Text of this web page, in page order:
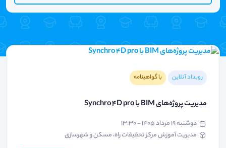
رویداد آنلاین با گواهینامه
مدیریت پروژه‌های BIM با Synchro 4D pro
دوشنبه ۱۹ مرداد ۱۴۰۵ - ۱۳:۳۰
مدیریت آموزش مرکز تحقیقات راه، مسکن و شهرسازی